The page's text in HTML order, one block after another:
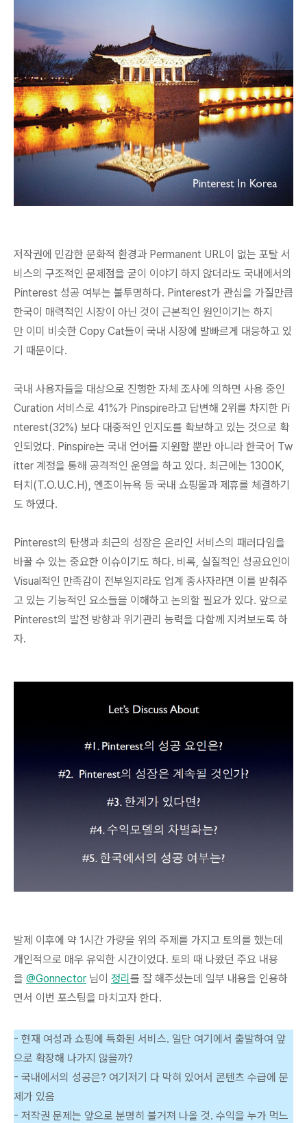
저작권에 민감한 문화적 환경과 Permanent URL이 없는 포탈 서
비스의 구조적인 문제점을 굳이 이야기 하지 않더라도 국내에서의
Pinterest 성공 여부는 불투명하다. Pinterest가 관심을 가질만큼
한국이 매력적인 시장이 아닌 것이 근본적인 원인이기는 하지
만 이미 비슷한 Copy Cat들이 국내 시장에 발빠르게 대응하고 있
기 때문이다.
국내 사용자들을 대상으로 진행한 자체 조사에 의하면 사용 중인
Curation 서비스로 41%가 Pinspire라고 답변해 2위를 차지한 Pi
nterest(32%) 보다 대중적인 인지도를 확보하고 있는 것으로 확
인되었다. Pinspire는 국내 언어를 지원할 뿐만 아니라 한국어 Tw
itter 계정을 통해 공격적인 운영을 하고 있다. 최근에는 1300K,
터치(T.O.U.C.H), 엔조이뉴욕 등 국내 쇼핑몰과 제휴를 체결하기
도 하였다.
Pinterest의 탄생과 최근의 성장은 온라인 서비스의 패러다임을
바꿀 수 있는 중요한 이슈이기도 하다. 비록, 실질적인 성공요인이
Visual적인 만족감이 전부일지라도 업계 종사자라면 이를 받춰주
고 있는 기능적인 요소들을 이해하고 논의할 필요가 있다. 앞으로
Pinterest의 발전 방향과 위기관리 능력을 다함께 지켜보도록 하
자.
발제 이후에 약 1시간 가량을 위의 주제를 가지고 토의를 했는데
개인적으로 매우 유익한 시간이었다. 토의 때 나왔던 주요 내용
을 @Gonnector 님이 정리 를 잘 해주셨는데 일부 내용을 인용하
면서 이번 포스팅을 마치고자 한다.
- 현재 여성과 쇼핑에 특화된 서비스. 일단 여기에서 출발하여 앞
으로 확장해 나가지 않을까?
- 국내에서의 성공은? 여기저기 다 막혀 있어서 콘텐츠 수급에 문
제가 있음
- 저작권 문제는 앞으로 분명히 불거져 나올 것. 수익을 누가 먹느